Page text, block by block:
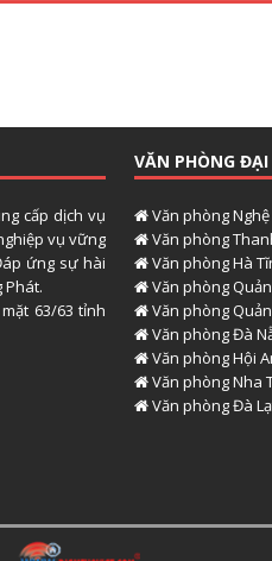
cấp dịch vụ
vụ vững
ứng sự hài
Phát.
63/63 tỉnh
VĂN PHÒNG ĐẠI
Văn phòng Nghệ
Văn phòng
Văn phòng Hà
Văn phòng
Văn phòng
Văn phòng Đà
Văn phòng Hội
Văn phòng Nha
Văn phòng Đà